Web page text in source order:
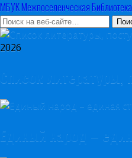
МБУК Межпоселенческая
2026
Список
Единый народ –